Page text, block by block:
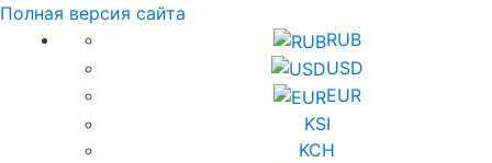
Полная версия сайта
RUB
USD
EUR
KSI
KCH